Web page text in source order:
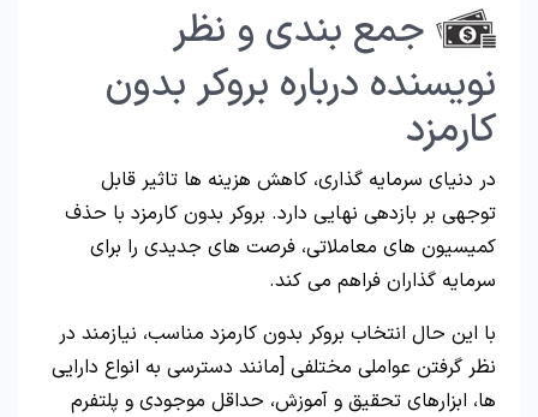
جمع بندی و نظر
نویسنده درباره بروکر بدون
کارمزد
در دنیای سرمایه گذاری، کاهش هزینه ها تاثیر قابل
توجهی بر بازدهی نهایی دارد. بروکر بدون کارمزد با حذف
کمیسیون های معاملاتی، فرصت های جدیدی را برای
سرمایه گذاران فراهم می کند.
با این حال انتخاب بروکر بدون کارمزد مناسب، نیازمند در
نظر گرفتن عواملی مختلفی [مانند دسترسی به انواع دارایی
ها، ابزارهای تحقیق و آموزش، حداقل موجودی و پلتفرم